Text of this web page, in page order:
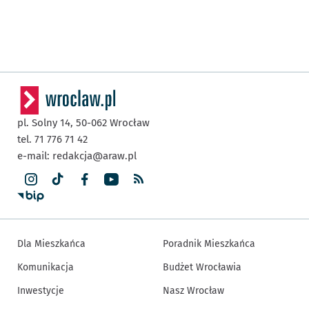
pl. Solny 14, 50-062 Wrocław
tel. 71 776 71 42
e-mail: redakcja@araw.pl
Dla Mieszkańca
Komunikacja
Inwestycje
Poradnik Mieszkańca
Budżet Wrocławia
Nasz Wrocław